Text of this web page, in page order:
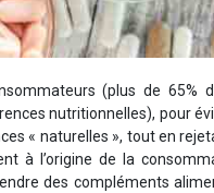
(plus de 65%
nutritionnelles), pour
« naturelles », tout en
à l’origine de la
des compléments